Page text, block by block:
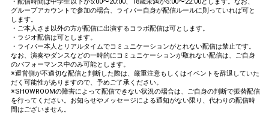
グループアカウントで参加の場合、ライバー自身が配信ルールに則っていれば可と
します。
・ご本人さま以外の方が配信に出演するコラボ配信は可とします。
・ラジオ配信は可とします。
・ライバー本人とリアルタイムでコミュニケーションがとれない配信は禁止です。
なお、演奏やダンスなどの一時的にコミュニケーションが取れない配信は、ご自身
のパフォーマンス中のみ可能とします。
※運営側が不適切な配信と判断した際は、厳重注意もしくはイベントを辞退していた
だく可能性がありますので、予めご了承ください。
※SHOWROOMの障害によって配信できない状況の場合は、ご自身の判断で振替配信
を行ってください。お知らせやメッセージによる通知がない限り、代わりの配信時
間はございません。